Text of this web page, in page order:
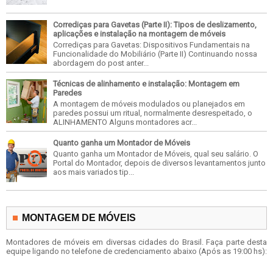
Corrediças para Gavetas (Parte II): Tipos de deslizamento,
aplicações e instalação na montagem de móveis
Corrediças para Gavetas: Dispositivos Fundamentais na
Funcionalidade do Mobiliário (Parte II) Continuando nossa
abordagem do post anter...
Técnicas de alinhamento e instalação: Montagem em
Paredes
A montagem de móveis modulados ou planejados em
paredes possui um ritual, normalmente desrespeitado, o
ALINHAMENTO Alguns montadores acr...
Quanto ganha um Montador de Móveis
Quanto ganha um Montador de Móveis, qual seu salário. O
Portal do Montador, depois de diversos levantamentos junto
aos mais variados tip...
MONTAGEM DE MÓVEIS
Montadores de móveis em diversas cidades do Brasil. Faça parte desta
equipe ligando no telefone de credenciamento abaixo (Após as 19:00 hs):